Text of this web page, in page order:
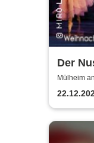
Der
und Alt
Mülheim